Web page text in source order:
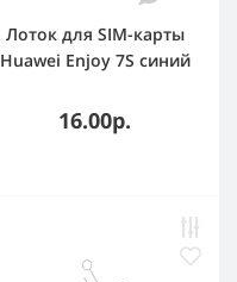
Лоток для SIM-карты
Huawei Enjoy 7S синий
16.00р.